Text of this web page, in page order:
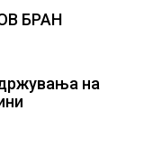
БРАН
на